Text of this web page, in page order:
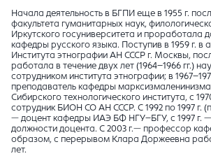
Начала деятельность в БГПИ еще в 1955 г.
факультета гуманитарных наук,
Иркутского госуниверситета и проработала
кафедры русского языка. Поступив в 1959 г. в
Института этнографии АН СССР г. Москвы,
работала в течение двух лет (1964–1966 гг.)
сотрудником института этнографии; в
преподаватель кафедры
Сибирского технологического института, с
сотрудник БИОН СО АН СССР. С 1992 по 1997 г.
— доцент кафедры ИАЭ БФ НГУ–БГУ, с 1997 г.
должности доцента. С 2003 г.— профессор
образом, с перерывом Клара Доржеевна
лет.